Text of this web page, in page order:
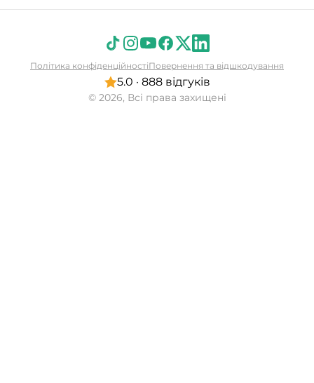
© 2026, Всі права захищені
5.0 · 888 відгуків
Політика конфіденційностіПовернення та відшкодування